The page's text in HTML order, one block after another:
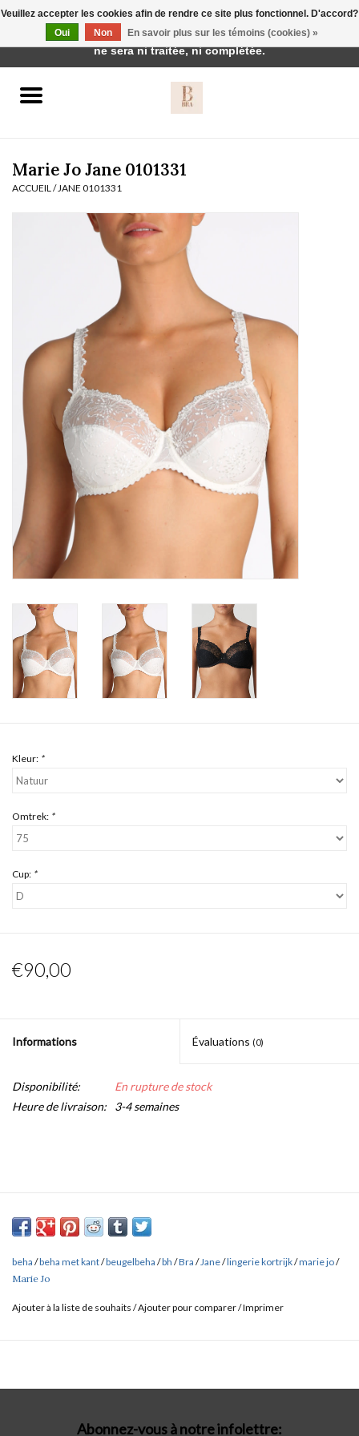
vêtements de nuit
Badmode
Lingerie-accessoires
Cartes-cadeaux
Marie Jo Jane 0101331
ACCUEIL / JANE 0101331
Kleur: *
Omtrek: *
Cup: *
€90,00
Informations Évaluations (0)
Disponibilité:
En rupture de stock
Heure de livraison:
3-4 semaines
beha /beha met kant/beugelbeha /bh /Bra /Jane/lingerie kortrijk/marie jo/
Marie Jo
Ajouter à la liste de souhaits /Ajouter pour comparer/Imprimer
Abonnez-vous à notre infolettre:
Veuillez accepter les cookies afin de rendre ce site plus fonctionnel. D'accord?
Oui
Non En savoir plus sur les témoins (cookies) »
Cette boutique est en construction. Toute commande passée
ne sera ni traitée, ni complétée.